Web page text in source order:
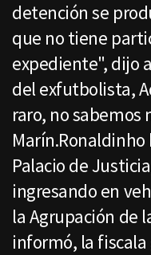
detención se
que no tiene
expediente", dijo
del exfutbolista,
raro, no sabemos
Palacio de
ingresando en
la Agrupación de
informó, la